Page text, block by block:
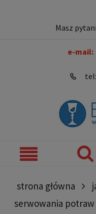
Masz
e-mail:
tel:
strona główna
serwowania potraw